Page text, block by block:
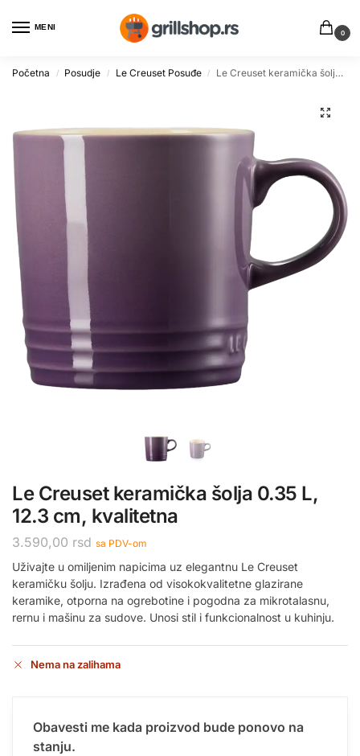
MENI
0
Početna / Posudje / Le Creuset Posuđe / Le Creuset keramička šolja 0.35 L, 12.3 cm, kvalitetna
Le Creuset keramička šolja 0.35 L,
12.3 cm, kvalitetna
3.590,00 rsd sa PDV-om
Uživajte u omiljenim napicima uz elegantnu Le Creuset
keramičku šolju. Izrađena od visokokvalitetne glazirane
keramike, otporna na ogrebotine i pogodna za mikrotalasnu,
rernu i mašinu za sudove. Unosi stil i funkcionalnost u kuhinju.
Nema na zalihama
Obavesti me kada proizvod bude ponovo na
stanju.